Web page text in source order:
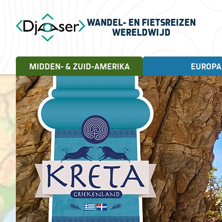
WANDEL- EN FIETSREIZEN
WERELDWIJD
MIDDEN- & ZUID-AMERIKA
FIETSREIZEN
Cuba, 18 dagen
EUROPA
WANDELREIZEN
Landen
Andorra
Albanië
Engeland
Estland
Frankrijk
Griekenland
Ierland
Italië
Kroatië
Letland
Litouwen
Noorwegen
Portugal
Schotland
Servië
Spanje
Turkije
Verenigd Koninkrijk